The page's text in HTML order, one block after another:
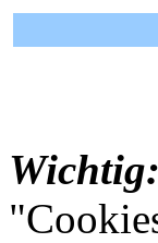
Wichtig: